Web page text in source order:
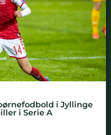
i Jyllinge
i Serie A